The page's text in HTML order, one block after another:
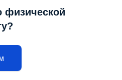
физической